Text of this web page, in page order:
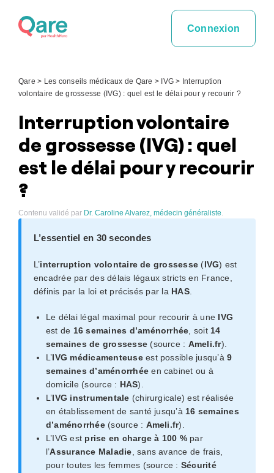
Connexion
Qare > Les conseils médicaux de Qare > IVG > Interruption
volontaire de grossesse (IVG) : quel est le délai pour y recourir ?
Interruption volontaire
de grossesse (IVG) : quel
est le délai pour y recourir
?
Contenu validé par Dr. Caroline Alvarez, médecin généraliste.
L’essentiel en 30 secondes
L’interruption volontaire de grossesse (IVG) est
encadrée par des délais légaux stricts en France,
définis par la loi et précisés par la HAS.
Le délai légal maximal pour recourir à une IVG
est de 16 semaines d’aménorrhée , soit 14
semaines de grossesse (source : Ameli.fr).
L’IVG médicamenteuseest possible jusqu’à9
semaines d’aménorrhée en cabinet ou à
domicile (source : HAS).
L’IVG instrumentale (chirurgicale) est réalisée
en établissement de santé jusqu’à 16 semaines
d’aménorrhée(source : Ameli.fr).
L’IVG est prise en charge à 100 %par
l’Assurance Maladie , sans avance de frais,
pour toutes les femmes (source : Sécurité